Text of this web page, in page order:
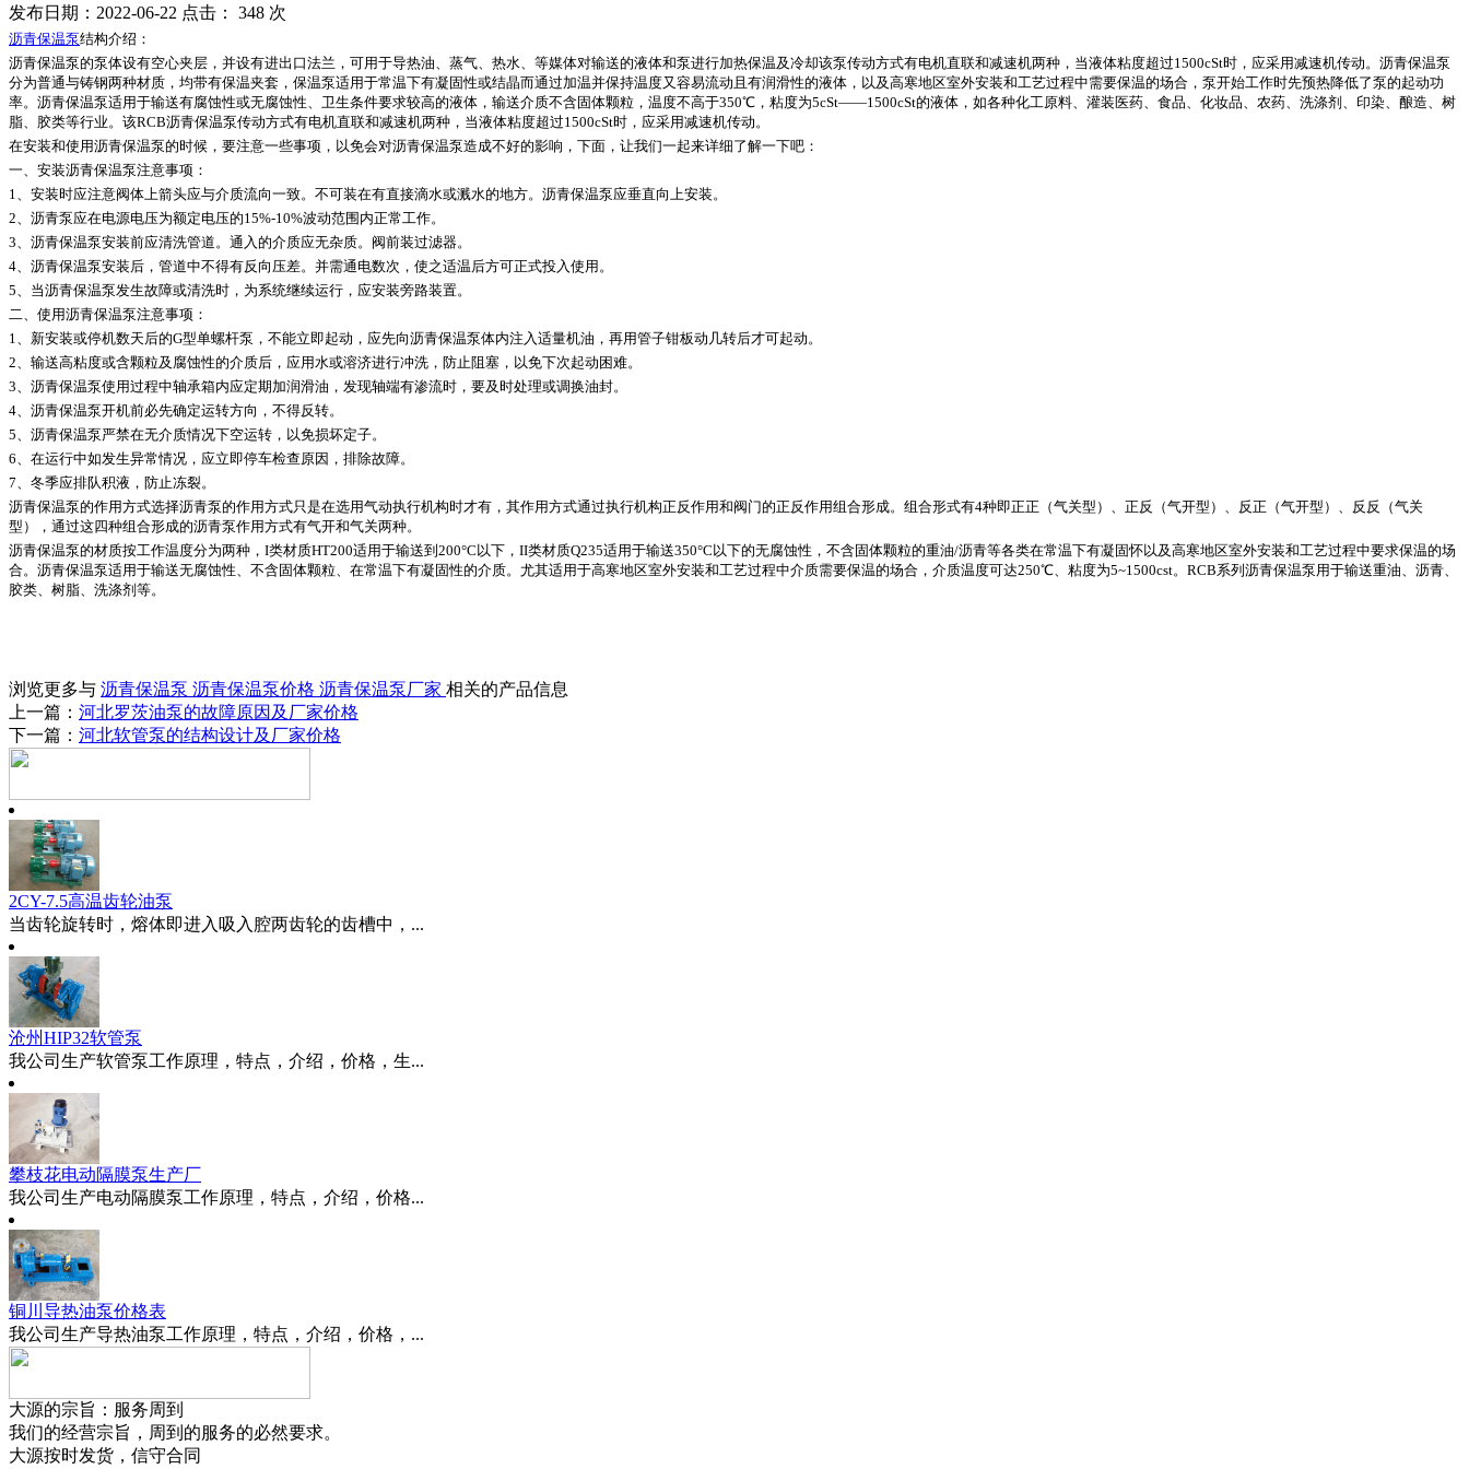
发布日期：2022-06-22 点击： 348 次
沥青保温泵结构介绍：
沥青保温泵的泵体设有空心夹层，并设有进出口法兰，可用于导热油、蒸气、热水、等媒体对输送的液体和泵进行加热保温及冷却该泵传动方式有电机直联和减速机两种，当液体粘度超过1500cSt时，应采用减速机传动。沥青保温泵
分为普通与铸钢两种材质，均带有保温夹套，保温泵适用于常温下有凝固性或结晶而通过加温并保持温度又容易流动且有润滑性的液体，以及高寒地区室外安装和工艺过程中需要保温的场合，泵开始工作时先预热降低了泵的起动功
率。沥青保温泵适用于输送有腐蚀性或无腐蚀性、卫生条件要求较高的液体，输送介质不含固体颗粒，温度不高于350℃，粘度为5cSt——1500cSt的液体，如各种化工原料、灌装医药、食品、化妆品、农药、洗涤剂、印染、酿造、树
脂、胶类等行业。该RCB沥青保温泵传动方式有电机直联和减速机两种，当液体粘度超过1500cSt时，应采用减速机传动。
在安装和使用沥青保温泵的时候，要注意一些事项，以免会对沥青保温泵造成不好的影响，下面，让我们一起来详细了解一下吧：
一、安装沥青保温泵注意事项：
1、安装时应注意阀体上箭头应与介质流向一致。不可装在有直接滴水或溅水的地方。沥青保温泵应垂直向上安装。
2、沥青泵应在电源电压为额定电压的15%-10%波动范围内正常工作。
3、沥青保温泵安装前应清洗管道。通入的介质应无杂质。阀前装过滤器。
4、沥青保温泵安装后，管道中不得有反向压差。并需通电数次，使之适温后方可正式投入使用。
5、当沥青保温泵发生故障或清洗时，为系统继续运行，应安装旁路装置。
二、使用沥青保温泵注意事项：
1、新安装或停机数天后的G型单螺杆泵，不能立即起动，应先向沥青保温泵体内注入适量机油，再用管子钳板动几转后才可起动。
2、输送高粘度或含颗粒及腐蚀性的介质后，应用水或溶济进行冲洗，防止阻塞，以免下次起动困难。
3、沥青保温泵使用过程中轴承箱内应定期加润滑油，发现轴端有渗流时，要及时处理或调换油封。
4、沥青保温泵开机前必先确定运转方向，不得反转。
5、沥青保温泵严禁在无介质情况下空运转，以免损坏定子。
6、在运行中如发生异常情况，应立即停车检查原因，排除故障。
7、冬季应排队积液，防止冻裂。
沥青保温泵的作用方式选择沥青泵的作用方式只是在选用气动执行机构时才有，其作用方式通过执行机构正反作用和阀门的正反作用组合形成。组合形式有4种即正正（气关型）、正反（气开型）、反正（气开型）、反反（气关
型），通过这四种组合形成的沥青泵作用方式有气开和气关两种。
沥青保温泵的材质按工作温度分为两种， I类材质HT200适用于输送到200°C以下，II类材质Q235适用于输送350°C以下的无腐蚀性，不含固体颗粒的重油/沥青等各类在常温下有凝固怀以及高寒地区室外安装和工艺过程中要求保温的场
合。沥青保温泵适用于输送无腐蚀性、不含固体颗粒、在常温下有凝固性的介质。尤其适用于高寒地区室外安装和工艺过程中介质需要保温的场合，介质温度可达250℃、粘度为5~1500cst。RCB系列沥青保温泵用于输送重油、沥青、
胶类、树脂、洗涤剂等。
浏览更多与 沥青保温泵 沥青保温泵价格 沥青保温泵厂家 相关的产品信息
上一篇： 河北罗茨油泵的故障原因及厂家价格
下一篇： 河北软管泵的结构设计及厂家价格
2CY-7.5高温齿轮油泵
当齿轮旋转时，熔体即进入吸入腔两齿轮的齿槽中，...
沧州HIP32软管泵
我公司生产软管泵工作原理，特点，介绍，价格，生...
攀枝花电动隔膜泵生产厂
我公司生产电动隔膜泵工作原理，特点，介绍，价格...
铜川导热油泵价格表
我公司生产导热油泵工作原理，特点，介绍，价格，...
大源的宗旨：服务周到
我们的经营宗旨，周到的服务的必然要求。
大源按时发货，信守合同